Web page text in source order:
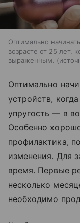
Оптимально
возрасте от 25 лет,
выраженным.
Оптимально
устройств,
упругость — в
Особенно
профилактика,
изменения. Для
время. Первые
несколько
необходимо